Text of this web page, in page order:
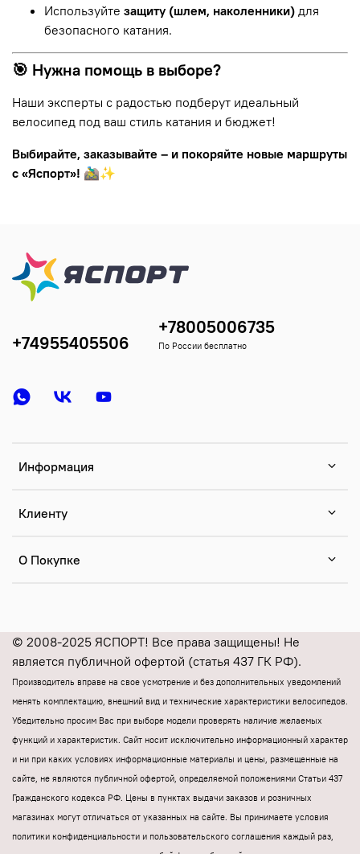
Используйте защиту (шлем, наколенники) для
безопасного катания.
🎯 Нужна помощь в выборе?
Наши эксперты с радостью подберут идеальный
велосипед под ваш стиль катания и бюджет!
Выбирайте, заказывайте – и покоряйте новые маршруты
с «Яспорт»! 🚵‍♂️✨
Информация
Клиенту
О Покупке
+74955405506
+78005006735
По России бесплатно
© 2008-2025 ЯСПОРТ! Все права защищены! Не
является публичной офертой (статья 437 ГК РФ).
Производитель вправе на свое усмотрение и без дополнительных уведомлений
менять комплектацию, внешний вид и технические характеристики велосипедов.
Убедительно просим Вас при выборе модели проверять наличие желаемых
функций и характеристик. Cайт носит исключительно информационный характер
и ни при каких условиях информационные материалы и цены, размещенные на
сайте, не являются публичной офертой, определяемой положениями Статьи 437
Гражданского кодекса РФ. Цены в пунктах выдачи заказов и розничных
магазинах могут отличаться от указанных на сайте. Вы принимаете условия
политики конфиденциальности и пользовательского соглашения каждый раз,